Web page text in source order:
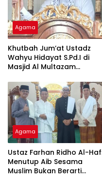
Agama
Khutbah Jum’at Ustadz
Wahyu Hidayat S.Pd.I di
Masjid Al Multazam
Tempat Ujian
Agama
Ustaz Farhan Ridho Al-
Menutup Aib Sesama
Muslim Bukan Berarti